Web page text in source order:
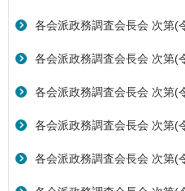
各会派政務調査会長会 次第(
各会派政務調査会長会 次第(
各会派政務調査会長会 次第(
各会派政務調査会長会 次第(
各会派政務調査会長会 次第(